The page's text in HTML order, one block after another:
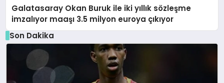
Galatasaray Okan Buruk ile iki yıllık sözleşme
imzalıyor maaşı 3.5 milyon euroya çıkıyor
Son Dakika